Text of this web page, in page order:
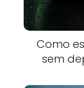
Como
sem